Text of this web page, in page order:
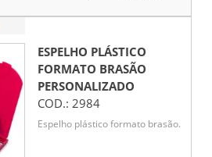
ESPELHO PLÁSTICO
FORMATO BRASÃO
PERSONALIZADO
COD.: 2984
Espelho plástico formato brasão.